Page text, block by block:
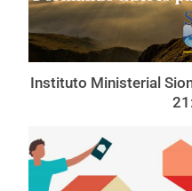
Instituto Ministerial